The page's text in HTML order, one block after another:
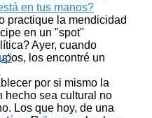
en tus manos?
practique la mendicidad
en un "spot"
Ayer, cuando
los encontré un
por si mismo la
hecho sea cultural no
Los que hoy, de una